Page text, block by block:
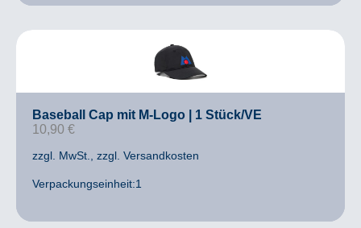
Baseball Cap mit M-Logo | 1 Stück/VE
10,90 €
Verpackungseinheit:1
zzgl. MwSt. , zzgl. Versandkosten